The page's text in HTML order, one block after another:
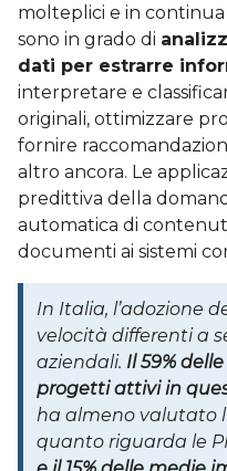
molteplici e in continua
sono in grado di
dati per estrarre
interpretare e
originali, ottimizzare
fornire
altro ancora. Le
predittiva della
automatica di
documenti ai sistemi
In Italia, l’adozione
velocità differenti a
aziendali. Il 59%
progetti attivi in
ha almeno valutato
quanto riguarda le